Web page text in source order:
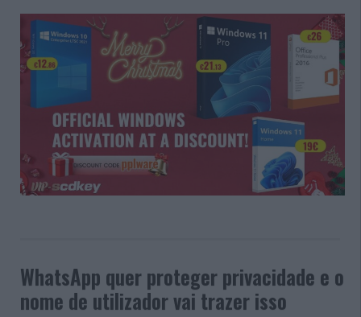
WhatsApp quer proteger privacidade e o
nome de utilizador vai trazer isso